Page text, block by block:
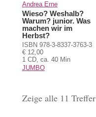
Andrea Erne
Wieso? Weshalb?
Warum? junior. Was
machen wir im
Herbst?
ISBN 978-3-8337-3763-3
€ 12,00
1 CD, ca. 40 Min
JUMBO
Zeige alle 11 Treffer